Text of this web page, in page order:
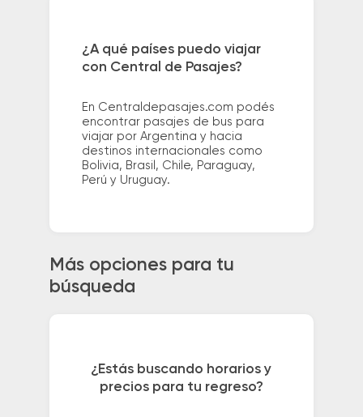
¿A qué países puedo viajar
con Central de Pasajes?
En Centraldepasajes.com podés
encontrar pasajes de bus para
viajar por Argentina y hacia
destinos internacionales como
Bolivia, Brasil, Chile, Paraguay,
Perú y Uruguay.
Más opciones para tu
búsqueda
¿Estás buscando horarios y
precios para tu regreso?